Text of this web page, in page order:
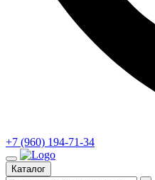
+7 (960) 194-71-34
Каталог